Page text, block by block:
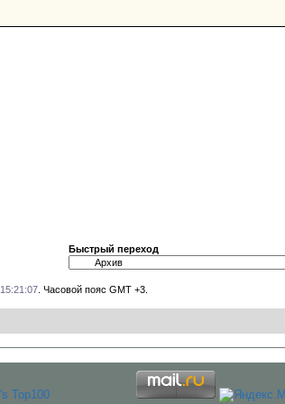
Быстрый переход
15:21:07. Часовой пояс GMT +3.